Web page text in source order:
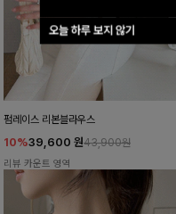
오늘 하루 보지 않기
펌레이스 리본블라우스
10%39,600 원43,900원
리뷰 카운트 영역